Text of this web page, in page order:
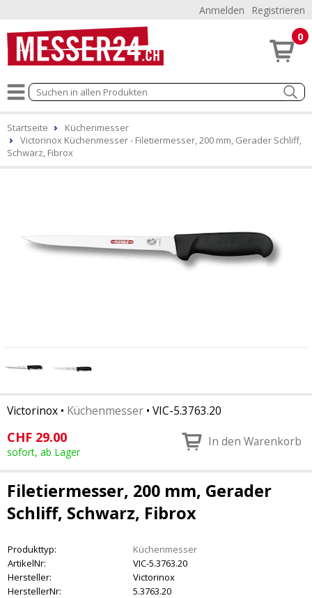
Anmelden Registrieren
0
Startseite
Küchenmesser
Victorinox Küchenmesser - Filetiermesser, 200 mm, Gerader Schliff,
Schwarz, Fibrox
Victorinox • Küchenmesser • VIC-5.3763.20
CHF 29.00
sofort, ab Lager
In den Warenkorb
Filetiermesser, 200 mm, Gerader
Schliff, Schwarz, Fibrox
Produkttyp:
Küchenmesser
ArtikelNr:
VIC-5.3763.20
Hersteller:
Victorinox
HerstellerNr:
5.3763.20